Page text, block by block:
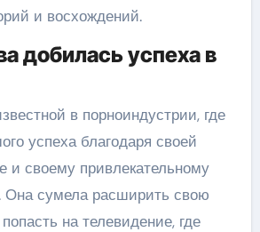
и восхождений.
добилась успеха в
в порноиндустрии, где
успеха благодаря своей
и своему привлекательному
Она сумела расширить свою
на телевидение, где